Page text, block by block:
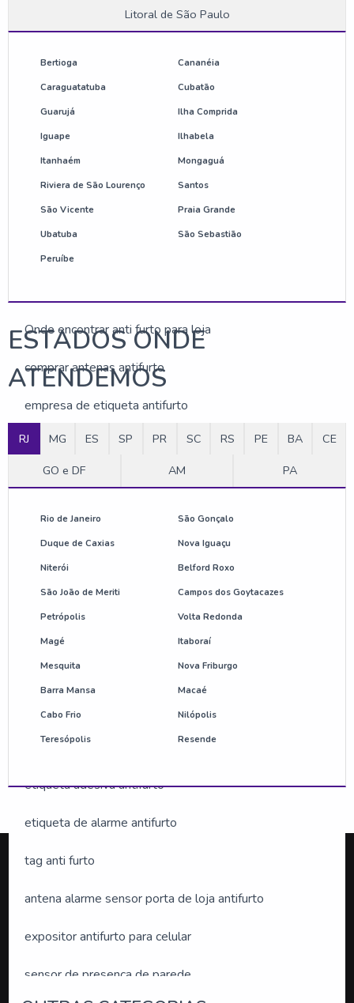
Onde comprar antena antifurto
Sensor de loja antifurto
Valor de antena antifurto
Anti furto para loja
Anti furto para loja preço
Onde encontrar anti furto para loja
comprar antenas antifurto
empresa de etiqueta antifurto
preço de etiqueta de alarme
antena anti roubo preço
etiqueta mini tag para roupas
comprar desativador antifurto
bolacha antifurto preço
etiqueta antifurto am
etiqueta anti roubo
etiqueta adesiva antifurto
etiqueta de alarme antifurto
tag anti furto
antena alarme sensor porta de loja antifurto
expositor antifurto para celular
sensor de presença de parede
Litoral de São Paulo
Bertioga Cananéia
Caraguatatuba Cubatão
Guarujá Ilha Comprida
Iguape Ilhabela
Itanhaém Mongaguá
Riviera de São Lourenço Santos
São Vicente Praia Grande
Ubatuba São Sebastião
Peruíbe
ESTADOS ONDE
ATENDEMOS
RJ MG ES SP PR SC RS PE BA
CE
GO e DF
AM PA
Rio de Janeiro São Gonçalo
Duque de Caxias Nova Iguaçu
Niterói Belford Roxo
São João de Meriti Campos dos Goytacazes
Petrópolis Volta Redonda
Magé Itaboraí
Mesquita Nova Friburgo
Barra Mansa Macaé
Cabo Frio Nilópolis
Teresópolis Resende
Silveira Alarmes.
O conteúdo do texto desta página é de direito reservado.
links, é proibida sem a autorização do autor. Crime de
violação de direito autoral – artigo 184 do Código Penal –